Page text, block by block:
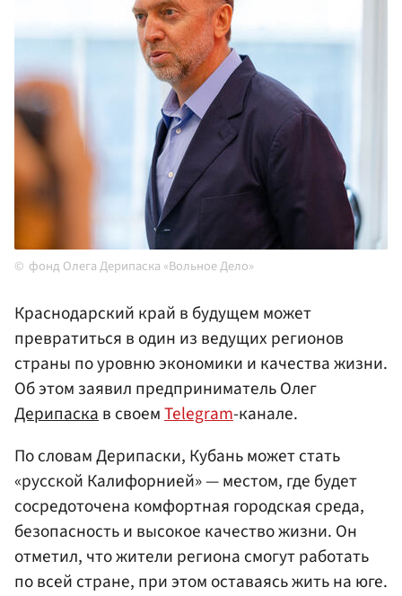
фонд Олега Дерипаска «Вольное Дело»
Краснодарский край в будущем может
превратиться в один из ведущих регионов
страны по уровню экономики и качества жизни.
Об этом заявил предприниматель Олег
Дерипаскав своемTelegram-канале.
По словам Дерипаски, Кубань может стать
«русской Калифорнией» — местом, где будет
сосредоточена комфортная городская среда,
безопасность и высокое качество жизни. Он
отметил, что жители региона смогут работать
по всей стране, при этом оставаясь жить на юге.